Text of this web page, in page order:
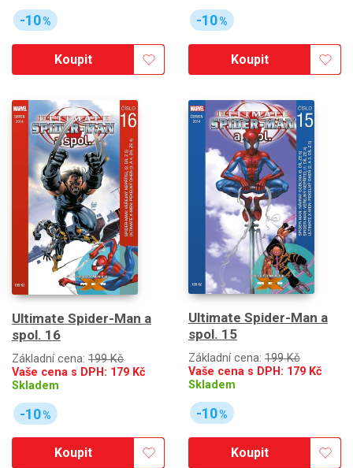
-10%
Koupit
-10%
Koupit
Ultimate Spider-Man a
spol. 16
Základní cena: 199 Kč
Vaše cena s DPH: 179 Kč
Skladem
-10%
Koupit
Ultimate Spider-Man a
spol. 15
Základní cena: 199 Kč
Vaše cena s DPH: 179 Kč
Skladem
-10%
Koupit